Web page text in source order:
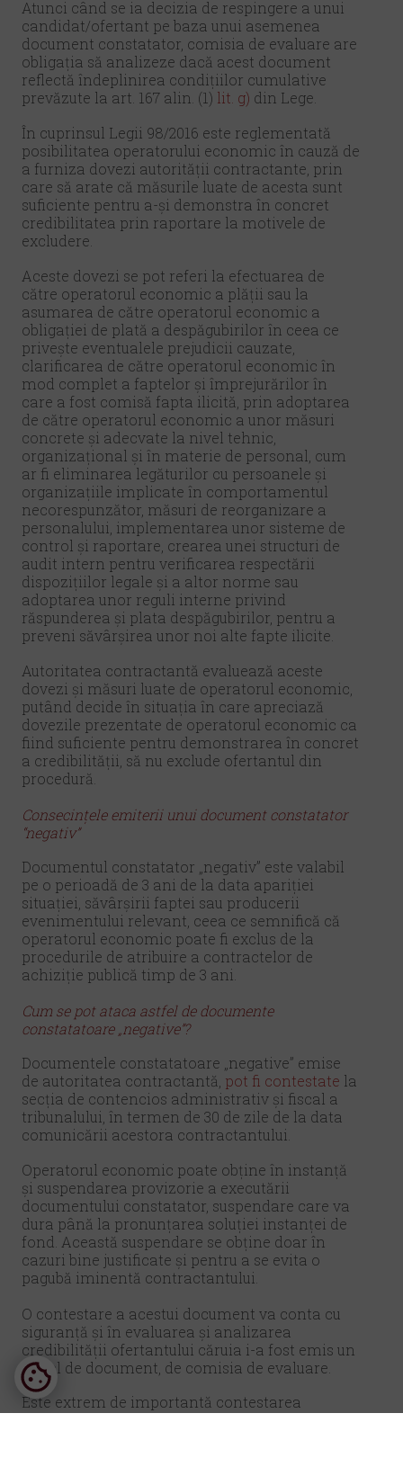
Atunci când se ia decizia de respingere a unui
candidat/ofertant pe baza unui asemenea
document constatator, comisia de evaluare are
obligația să analizeze dacă acest document
reflectă îndeplinirea condițiilor cumulative
prevăzute la art. 167 alin. (1) lit. g) din Lege.
În cuprinsul Legii 98/2016 este reglementată
posibilitatea operatorului economic în cauză de
a furniza dovezi autorității contractante, prin
care să arate că măsurile luate de acesta sunt
suficiente pentru a-şi demonstra în concret
credibilitatea prin raportare la motivele de
excludere.
Aceste dovezi se pot referi la efectuarea de
către operatorul economic a plății sau la
asumarea de către operatorul economic a
obligației de plată a despăgubirilor în ceea ce
privește eventualele prejudicii cauzate,
clarificarea de către operatorul economic în
mod complet a faptelor și împrejurărilor în
care a fost comisă fapta ilicită, prin adoptarea
de către operatorul economic a unor măsuri
concrete și adecvate la nivel tehnic,
organizațional și în materie de personal, cum
ar fi eliminarea legăturilor cu persoanele şi
organizațiile implicate în comportamentul
necorespunzător, măsuri de reorganizare a
personalului, implementarea unor sisteme de
control şi raportare, crearea unei structuri de
audit intern pentru verificarea respectării
dispozițiilor legale şi a altor norme sau
adoptarea unor reguli interne privind
răspunderea şi plata despăgubirilor, pentru a
preveni săvârșirea unor noi alte fapte ilicite.
Autoritatea contractantă evaluează aceste
dovezi și măsuri luate de operatorul economic,
putând decide în situația în care apreciază
dovezile prezentate de operatorul economic ca
fiind suficiente pentru demonstrarea în concret
a credibilității, să nu exclude ofertantul din
procedură.
Consecințele emiterii unui document constatator
“negativ”
Documentul constatator „negativ” este valabil
pe o perioadă de 3 ani de la data apariției
situației, săvârșirii faptei sau producerii
evenimentului relevant, ceea ce semnifică că
operatorul economic poate fi exclus de la
procedurile de atribuire a contractelor de
achiziție publică timp de 3 ani.
Cum se pot ataca astfel de documente
constatatoare „negative”?
Documentele constatatoare „negative” emise
de autoritatea contractantă, pot fi contestate la
secția de contencios administrativ și fiscal a
tribunalului, în termen de 30 de zile de la data
comunicării acestora contractantului.
Operatorul economic poate obține în instanță
și suspendarea provizorie a executării
documentului constatator, suspendare care va
dura până la pronunțarea soluției instanței de
fond. Această suspendare se obține doar în
cazuri bine justificate și pentru a se evita o
pagubă iminentă contractantului.
O contestare a acestui document va conta cu
siguranță și în evaluarea și analizarea
credibilității ofertantului căruia i-a fost emis un
astfel de document, de comisia de evaluare.
Este extrem de importantă contestarea